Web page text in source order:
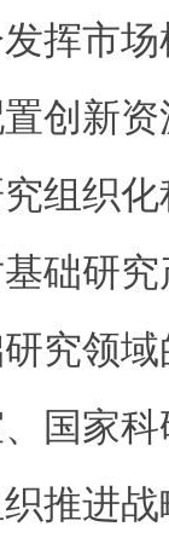
挥市
创新
组织
础研
究领
国家
推进